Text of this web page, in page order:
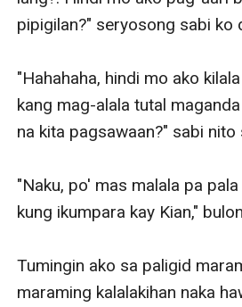
pipigilan?" seryosong sabi ko
"Hahahaha, hindi mo ako
kang mag-alala tutal
na kita pagsawaan?" sabi nito
"Naku, po' mas malala pa
kung ikumpara kay Kian,"
Tumingin ako sa paligid
maraming kalalakihan naka